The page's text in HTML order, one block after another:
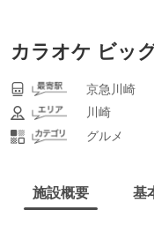
カラオケ ビッ
京急川崎
川崎
グルメ
施設概要 基